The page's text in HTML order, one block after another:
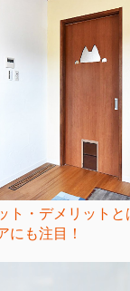
ト・デメリットと
にも注目！